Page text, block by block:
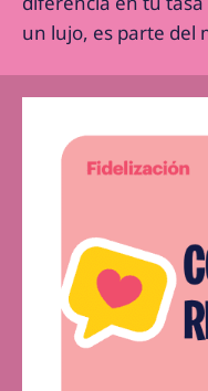
un lujo, es parte del